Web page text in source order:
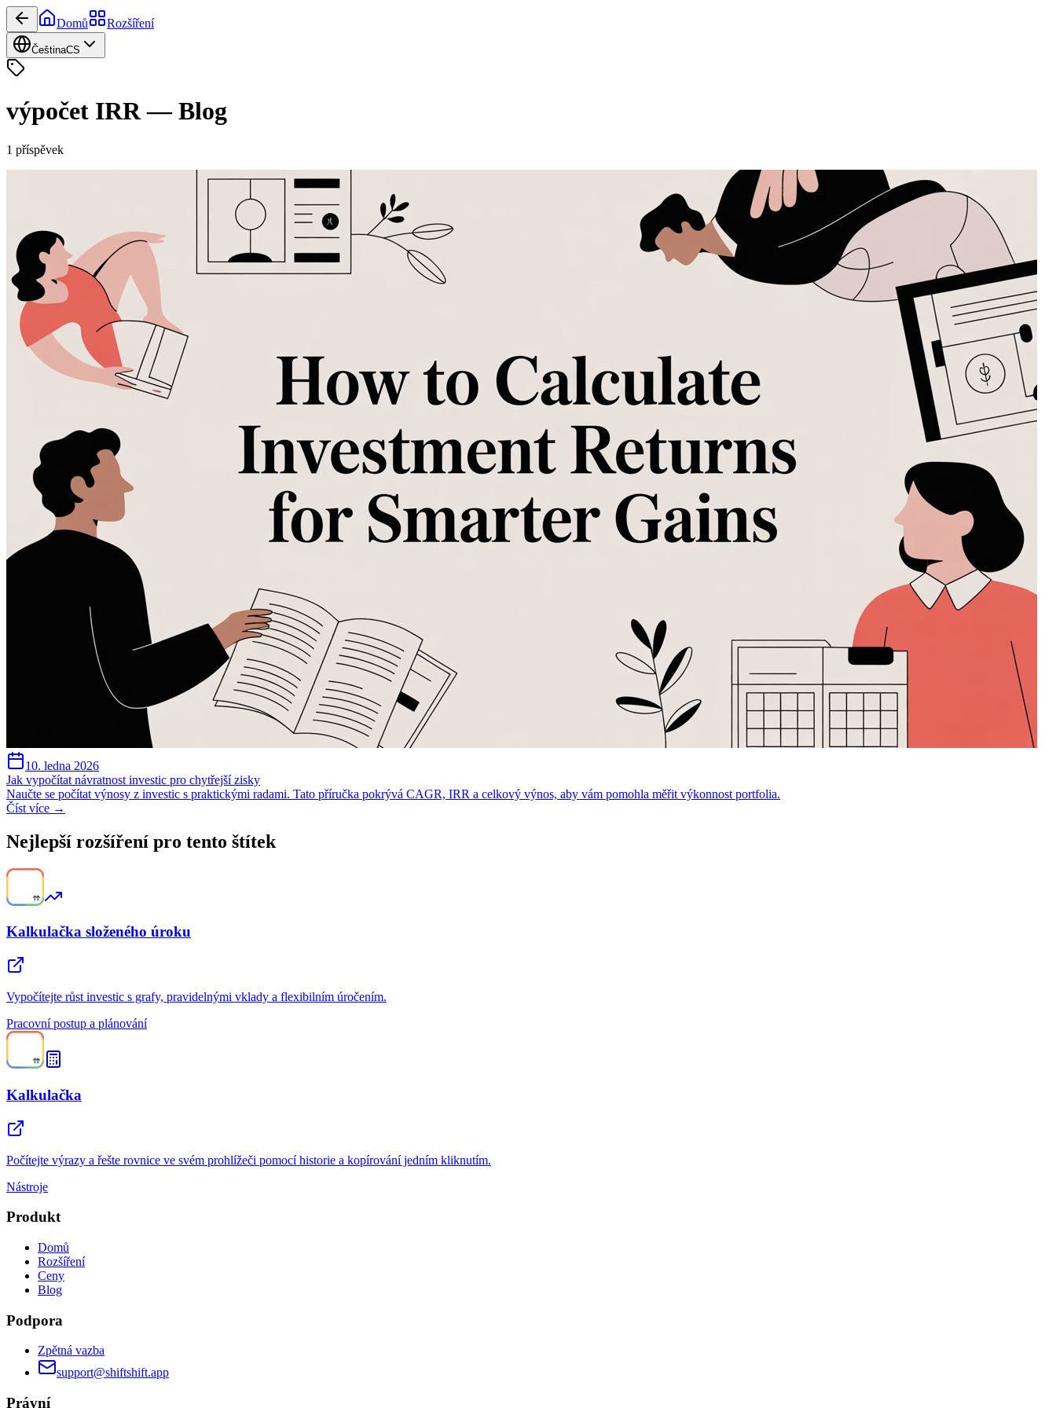
Domů Rozšíření
ČeštinaCS
výpočet IRR—Blog
1 příspěvek
10. ledna 2026
Jak vypočítat návratnost investic pro chytřejší zisky
Naučte se počítat výnosy z investic s praktickými radami. Tato příručka pokrývá CAGR, IRR a celkový výnos, aby vám pomohla měřit výkonnost portfolia.
Číst více →
Nejlepší rozšíření pro tento štítek
Kalkulačka složeného úroku
Vypočítejte růst investic s grafy, pravidelnými vklady a flexibilním úročením.
Pracovní postup a plánování
Kalkulačka
Počítejte výrazy a řešte rovnice ve svém prohlížeči pomocí historie a kopírování jedním kliknutím.
Nástroje
Produkt
Domů
Rozšíření
Ceny
Blog
Podpora
Zpětná vazba
support@shiftshift.app
Právní